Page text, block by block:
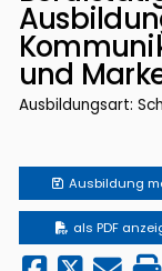
und
Ausbildungsart:
Ausbildung
als PDF